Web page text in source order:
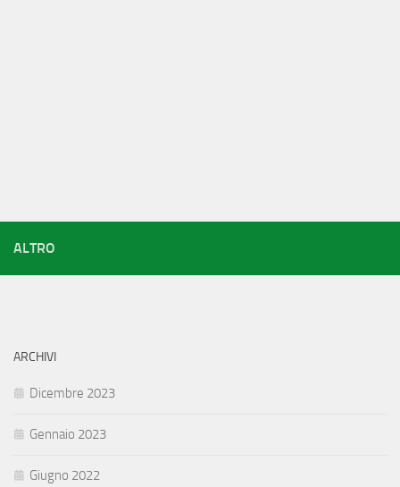
ALTRO
ARCHIVI
Dicembre 2023
Gennaio 2023
Giugno 2022